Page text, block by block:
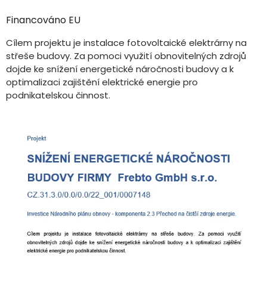
Financováno EU
Cílem projektu je instalace fotovoltaické elektrárny na
střeše budovy. Za pomoci využití obnovitelných zdrojů
dojde ke snížení energetické náročnosti budovy a k
optimalizaci zajištění elektrické energie pro
podnikatelskou činnost.